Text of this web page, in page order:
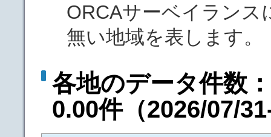
ORCAサーベイランス
無い地域を表します。
各地のデータ件数
0.00件（2026/07/